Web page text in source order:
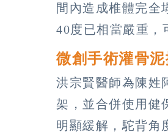
間內造成椎體完全
40度已相當嚴重，
微創手術灌骨
洪宗賢醫師為陳姓
架，並合併使用健
明顯緩解，駝背角